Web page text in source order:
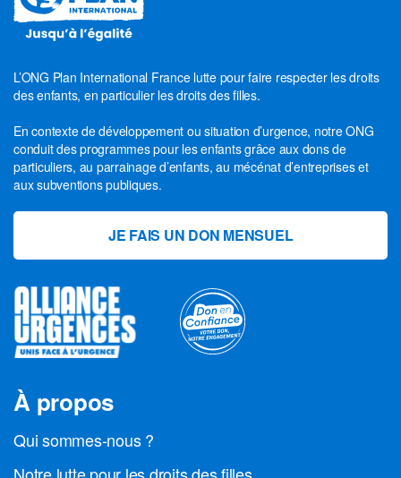
L’ONG Plan International France lutte pour faire respecter les droits
des enfants, en particulier les droits des filles.
En contexte de développement ou situation d’urgence, notre ONG
conduit des programmes pour les enfants grâce aux dons de
particuliers, au parrainage d’enfants, au mécénat d’entreprises et
aux subventions publiques.
JE FAIS UN DON MENSUEL
À propos
Qui sommes-nous ?